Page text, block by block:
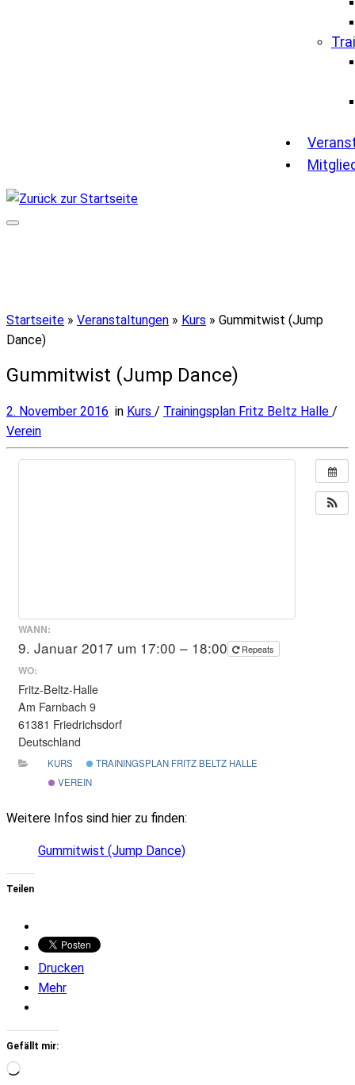
Startseite » Veranstaltungen » Kurs » Gummitwist (Jump
Dance)
Gummitwist (Jump Dance)
2. November 2016 in Kurs / Trainingsplan Fritz Beltz Halle /
Verein
WANN:
9. Januar 2017 um 17:00 – 18:00 Repeats
WO:
Fritz-Beltz-Halle
Am Farnbach 9
61381 Friedrichsdorf
Deutschland
KURS
TRAININGSPLAN FRITZ BELTZ HALLE
VEREIN
Weitere Infos sind hier zu finden:
Gummitwist (Jump Dance)
Teilen
Drucken
Mehr
Gefällt mir:
Wird